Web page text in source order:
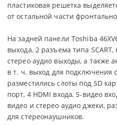
пластиковая решетка
от остальной части
На задней панели Toshiba
выхода, 2 разъема типа
стерео аудио выходы, а также
в т. ч. выход для подключения
разместились слоты под SD
порт, 4 HDMI входа, S-видео
видео и стерео аудио джеки,
для стереонаушников.